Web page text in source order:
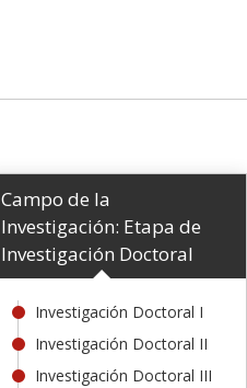
Campo de la
Investigación: Etapa de
Investigación Doctoral
Investigación Doctoral I
Investigación Doctoral II
Investigación Doctoral III